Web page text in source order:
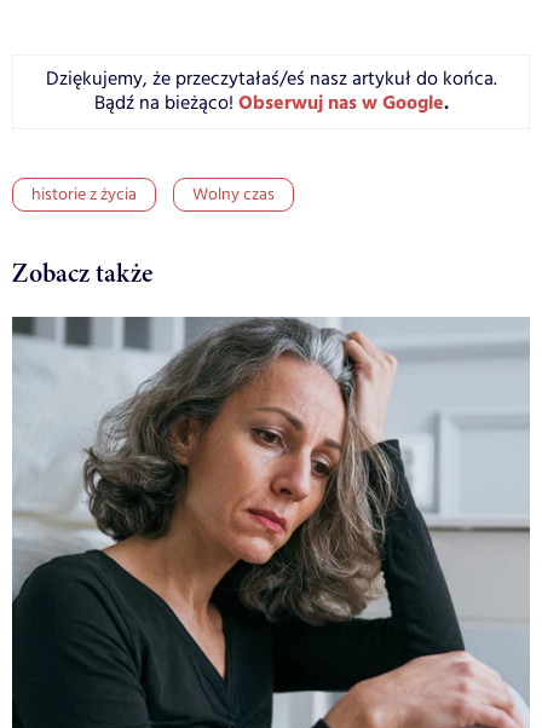
Dziękujemy, że przeczytałaś/eś nasz artykuł do końca.
Bądź na bieżąco! Obserwuj nas w Google.
historie z życia Wolny czas
Zobacz także